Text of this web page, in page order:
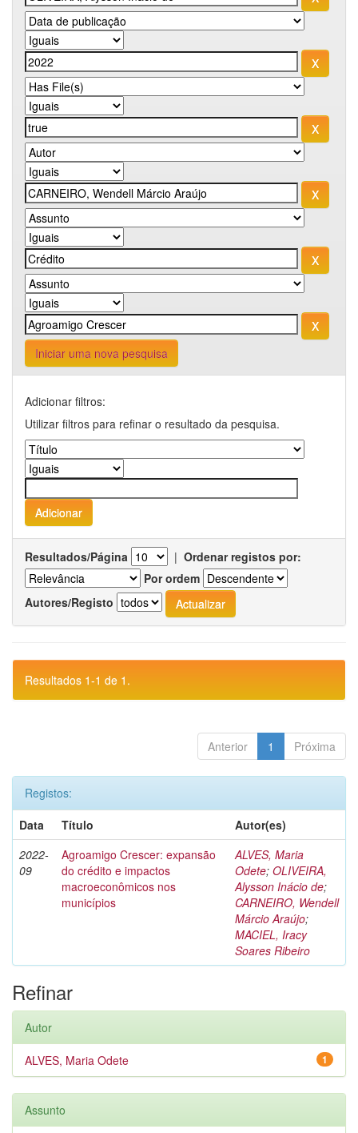
Iniciar uma nova pesquisa
Adicionar filtros:
Utilizar filtros para refinar o resultado da pesquisa.
Resultados/Página | Ordenar registos por:
Por ordem
Autores/Registo
Resultados 1-1 de 1.
Anterior 1 Próxima
Registos:
Data
Título
Autor(es)
2022-
09
Agroamigo Crescer: expansão
do crédito e impactos
macroeconômicos nos
municípios
ALVES, Maria
Odete; OLIVEIRA,
Alysson Inácio de;
CARNEIRO, Wendell
Márcio Araújo;
MACIEL, Iracy
Soares Ribeiro
Refinar
Autor
1
ALVES, Maria Odete
Assunto